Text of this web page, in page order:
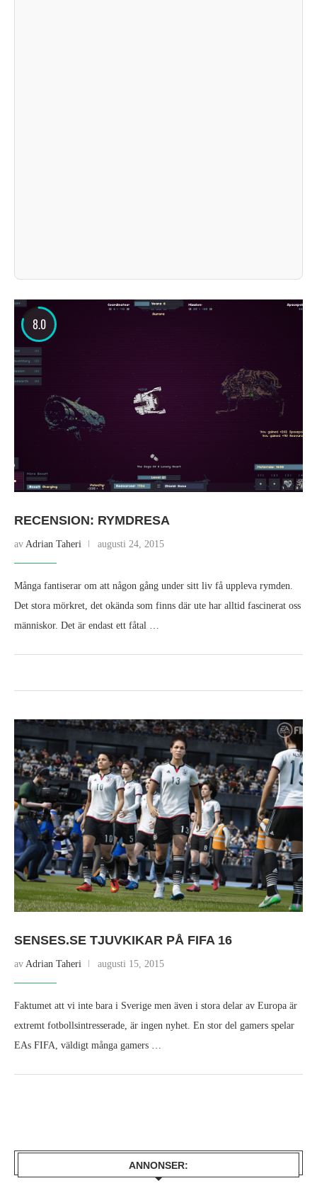
8.0
RECENSION: RYMDRESA
av Adrian Taheri augusti 24, 2015
Många fantiserar om att någon gång under sitt liv få uppleva rymden.
Det stora mörkret, det okända som finns där ute har alltid fascinerat oss
människor. Det är endast ett fåtal …
SENSES.SE TJUVKIKAR PÅ FIFA 16
av Adrian Taheri augusti 15, 2015
Faktumet att vi inte bara i Sverige men även i stora delar av Europa är
extremt fotbollsintresserade, är ingen nyhet. En stor del gamers spelar
EAs FIFA, väldigt många gamers …
ANNONSER: